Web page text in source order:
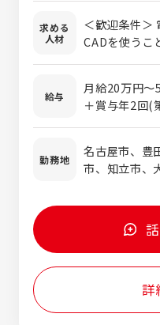
様々な分野で
に携わること
度がしっかりあ
ジェクトを
車・二輪車】
の開発 ◎ワ
電 他】 ◎電
器・計測機器
設計 ◎LSI開発
調機器の電
求める
人材
＜歓迎条件＞
CADを使う
験・スキルを
情報系の学校
た方 ◎自動車
どの製品に興
活かし『設計
給与
月給20万円
＋賞与年2回(
生、給与に変
例》 ■年収
給、各種手当
代 ※月給、
勤務地
名古屋市、豊
市、知立市、
詳